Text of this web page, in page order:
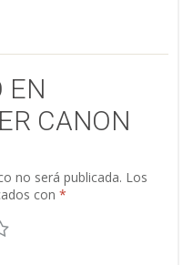
EN
CANON
no será publicada. Los
con *